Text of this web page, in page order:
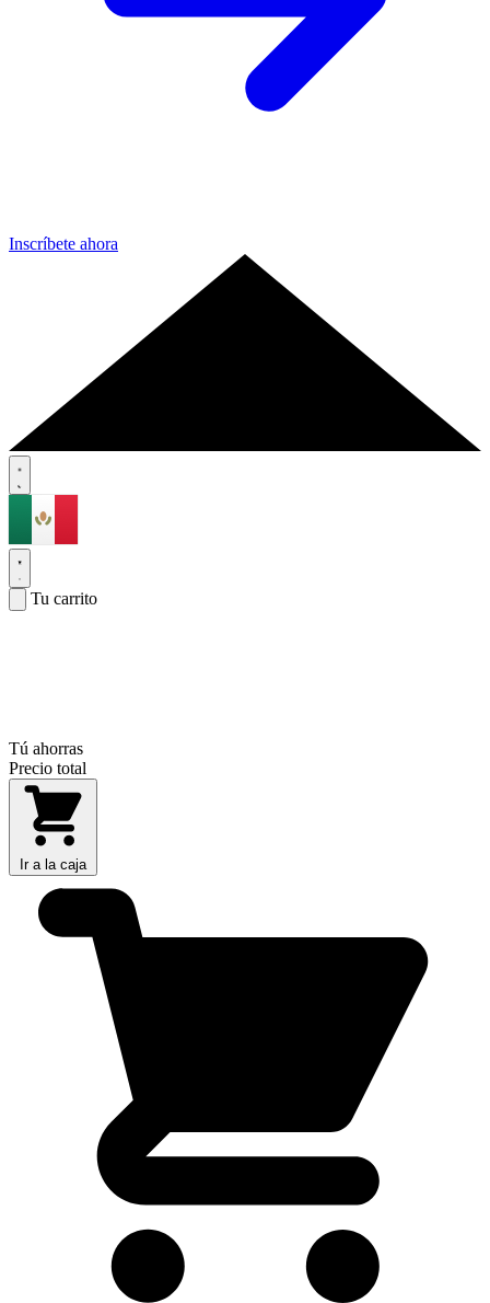
Inscríbete ahora
Tu carrito
Tú ahorras
Precio total
Ir a la caja